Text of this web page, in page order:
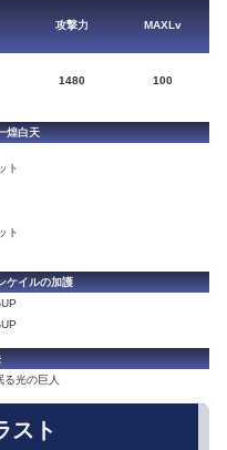
攻撃力 MAXLv
1480 100
煌白天
ト
ト
ケイルの加護
光の巨人
スト